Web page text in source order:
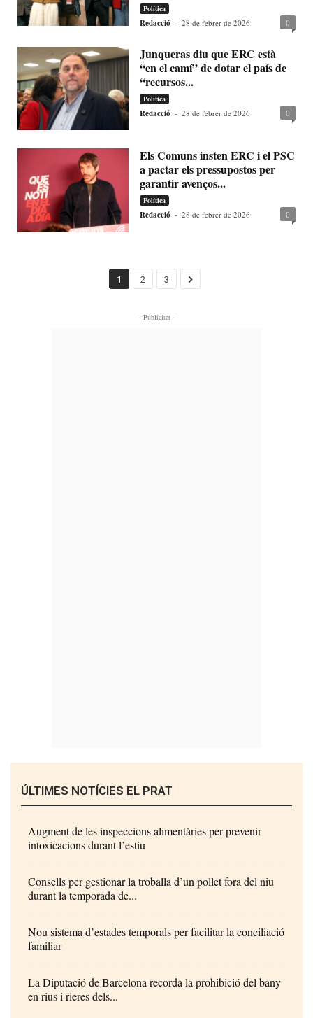
Política
Redacció - 28 de febrer de 2026 0
Junqueras diu que ERC està
“en el camí” de dotar el país de
“recursos...
Política
Redacció - 28 de febrer de 2026 0
Els Comuns insten ERC i el PSC
a pactar els pressupostos per
garantir avenços...
Política
Redacció - 28 de febrer de 2026 0
1 2 3
- Publicitat -
ÚLTIMES NOTÍCIES EL PRAT
Augment de les inspeccions alimentàries per prevenir
intoxicacions durant l’estiu
Consells per gestionar la troballa d’un pollet fora del niu
durant la temporada de...
Nou sistema d’estades temporals per facilitar la conciliació
familiar
La Diputació de Barcelona recorda la prohibició del bany
en rius i rieres dels...